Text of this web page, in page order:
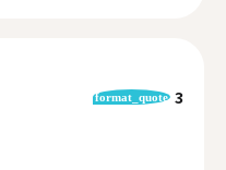
format_quote 3